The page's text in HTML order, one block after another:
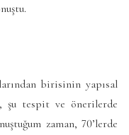
birisinin yapısal
şu tespit ve önerilerde
zaman, 70’lerde